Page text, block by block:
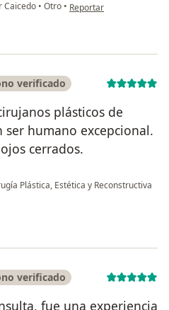
Caicedo • Otro • en opinión del usuario
Reportar
verificado
plásticos de
humano excepcional.
cerrados.
Plástica, Estética y Reconstructiva
verificado
fue una experiencia